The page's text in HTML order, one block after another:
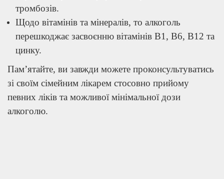
тромбозів.
Щодо вітамінів та мінералів, то алкоголь
перешкоджає засвоєнню вітамінів В1, В6, В12 та
цинку.
Пам’ятайте, ви завжди можете проконсультуватись
зі своїм сімейним лікарем стосовно прийому
певних ліків та можливої мінімальної дози
алкоголю.